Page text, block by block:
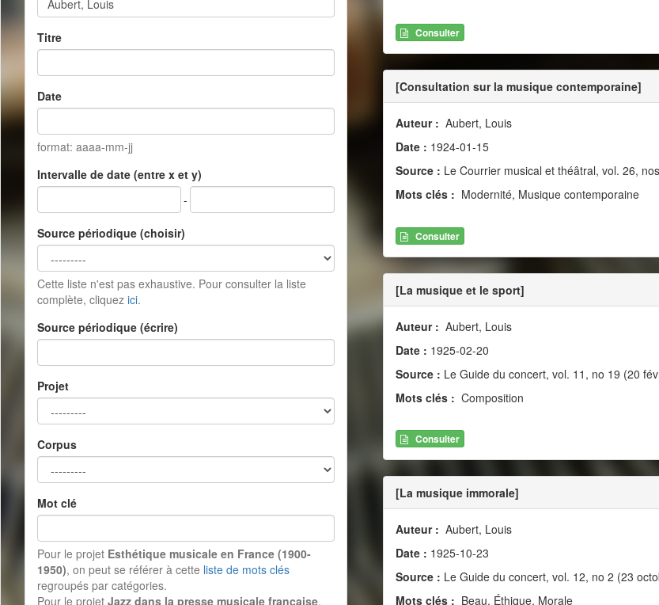
Titre
Date
format: aaaa-mm-jj
Intervalle de date (entre x et y)
-
Source périodique (choisir)
Cette liste n'est pas exhaustive. Pour consulter la liste
complète, cliquez ici.
Source périodique (écrire)
Projet
Corpus
Mot clé
Pour le projet Esthétique musicale en France (1900-
1950), on peut se référer à cette liste de mots clés
regroupés par catégories.
Pour le projet Jazz dans la presse musicale française,
Consulter
[Consultation sur la musique contemporaine]
Auteur : Aubert, Louis
Date : 1924-01-15
Source : Le Courrier musical et théâtral, vol. 26,
Mots clés : Modernité, Musique contemporaine
Consulter
[La musique et le sport]
Auteur : Aubert, Louis
Date : 1925-02-20
Source : Le Guide du concert, vol. 11, no 19 (20
Mots clés : Composition
Consulter
[La musique immorale]
Auteur : Aubert, Louis
Date : 1925-10-23
Source : Le Guide du concert, vol. 12, no 2 (23
Mots clés : Beau, Éthique, Morale